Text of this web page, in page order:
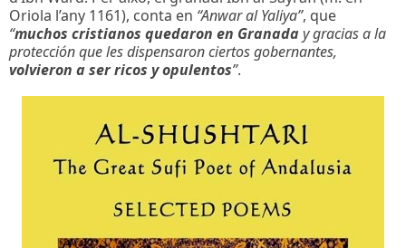
Oriola l’any 1161), conta en “Anwar al Yaliya”, que
“muchos cristianos quedaron en Granaday gracias a la
protección que les dispensaron ciertos gobernantes,
volvieron a ser ricos y opulentos”.